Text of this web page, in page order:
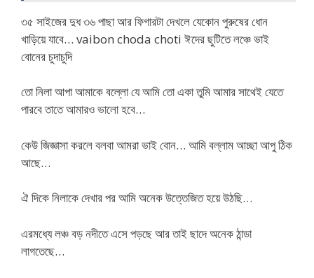
৩৫ সাইজের দুধ ৩৬ পাছা আর ফিগারটা দেখলে যেকোন পুরুষের ধোন
খাড়িয়ে যাবে… vaibon choda choti ঈদের ছুটিতে লঞ্চে ভাই
বোনের চুদাচুদি
তো নিলা আপা আমাকে বল্লো যে আমি তো একা তুমি আমার সাথেই যেতে
পারবে তাতে আমারও ভালো হবে…
কেউ জিজ্ঞাসা করলে বলবা আমরা ভাই বোন… আমি বল্লাম আচ্ছা আপু ঠিক
আছে…
ঐ দিকে নিলাকে দেখার পর আমি অনেক উত্তেজিত হয়ে উঠছি…
এরমধ্যে লঞ্চ বড় নদীতে এসে পড়ছে আর তাই ছাদে অনেক ঠান্ডা
লাগতেছে…